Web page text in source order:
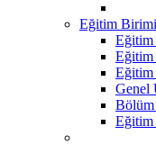
Eğitim Birimi
Eğitim
Eğitim
Eğitim
Genel
Bölüm
Eğitim